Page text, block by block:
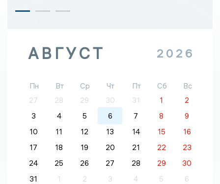
АВГУСТ 2026
Пн Вт Ср Чт Пт Сб
Вс
27
28 29 30 31 1
2
3
4 5 6 7 8
9
10
11 12 13 14 15
16
17
18 19 20 21 22
23
24
25 26 27 28 29
30
31
1 2 3 4 5 6